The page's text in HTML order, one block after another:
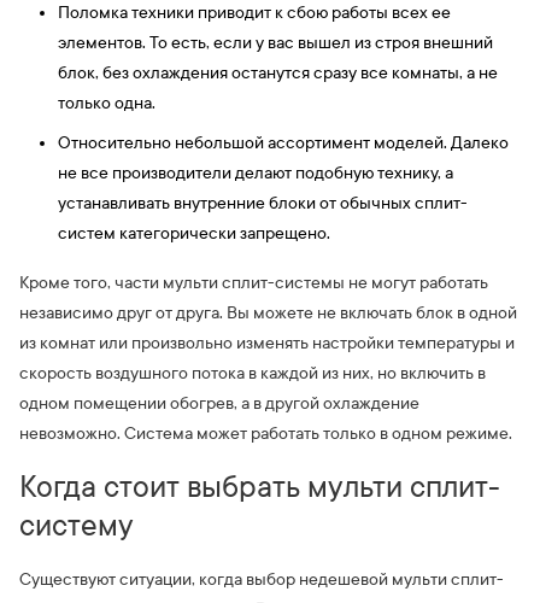
Поломка техники приводит к сбою работы всех ее
элементов. То есть, если у вас вышел из строя внешний
блок, без охлаждения останутся сразу все комнаты, а не
только одна.
Относительно небольшой ассортимент моделей. Далеко
не все производители делают подобную технику, а
устанавливать внутренние блоки от обычных сплит-
систем категорически запрещено.
Кроме того, части мульти сплит-системы не могут работать
независимо друг от друга. Вы можете не включать блок в одной
из комнат или произвольно изменять настройки температуры и
скорость воздушного потока в каждой из них, но включить в
одном помещении обогрев, а в другой охлаждение
невозможно. Система может работать только в одном режиме.
Когда стоит выбрать мульти сплит-
систему
Существуют ситуации, когда выбор недешевой мульти сплит-